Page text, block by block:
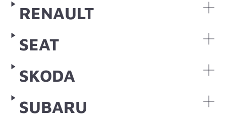
RENAULT
SEAT
SKODA
SUBARU